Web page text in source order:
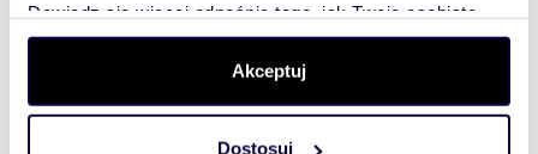
Dowiedz się więcej odnośnie tego, jak Twoje osobiste
dane są przetwarzane oraz ustaw własne preferencje w
. W Deklaracji plików cookie możesz
zmienić lub wycofać swoją zgodę w dowolnej chwili.
Akceptuj
Dostosuj